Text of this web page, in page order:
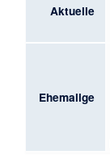
Aktuelle
Ehemalige